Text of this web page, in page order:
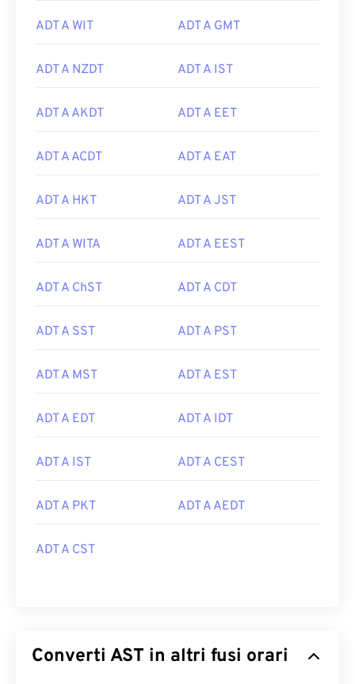
ADT A WIT ADT A GMT
ADT A NZDT ADT A IST
ADT A AKDT ADT A EET
ADT A ACDT ADT A EAT
ADT A HKT ADT A JST
ADT A WITA ADT A EEST
ADT A ChST ADT A CDT
ADT A SST ADT A PST
ADT A MST ADT A EST
ADT A EDT ADT A IDT
ADT A IST ADT A CEST
ADT A PKT ADT A AEDT
ADT A CST
Converti AST in altri fusi orari